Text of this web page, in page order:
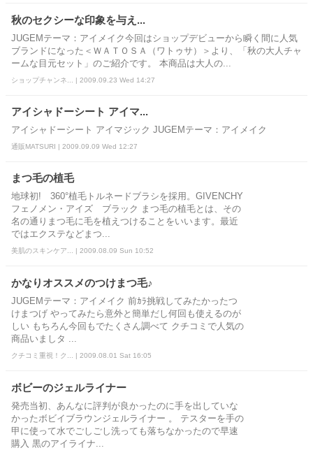
秋のセクシーな印象を与え...
JUGEMテーマ：アイメイク今回はショップデビューから瞬く間に人気
ブランドになった＜ＷＡＴＯＳＡ（ワトゥサ）＞より、「秋の大人チャ
ームな目元セット」のご紹介です。 本商品は大人の...
ショップチャンネ... | 2009.09.23 Wed 14:27
アイシャドーシート アイマ...
アイシャドーシート アイマジック JUGEMテーマ：アイメイク
通販MATSURI | 2009.09.09 Wed 12:27
まつ毛の植毛
地球初! 360°植毛トルネードブラシを採用。GIVENCHY
フェノメン・アイズ ブラック まつ毛の植毛とは、その
名の通りまつ毛に毛を植えつけることをいいます。最近
ではエクステなどまつ...
美肌のスキンケア... | 2009.08.09 Sun 10:52
かなりオススメのつけまつ毛♪
JUGEMテーマ：アイメイク 前ｶﾗ挑戦してみたかったつ
けまつげ やってみたら意外と簡単だし何回も使えるのが
しい もちろん今回もでたくさん調べて クチコミで人気の
商品いましタ ...
クチコミ重視！ク... | 2009.08.01 Sat 16:05
ボビーのジェルライナー
発売当初、あんなに評判が良かったのに手を出していな
かったボビイブラウンジェルライナー 。 テスターを手の
甲に使って水でごしごし洗っても落ちなかったので早速
購入 黒のアイライナ...